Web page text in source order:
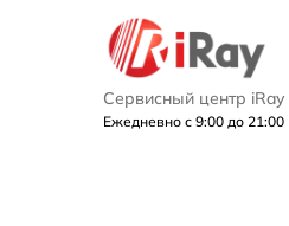
Сервисный центр iRay
Ежедневно с 9:00 до 21:00